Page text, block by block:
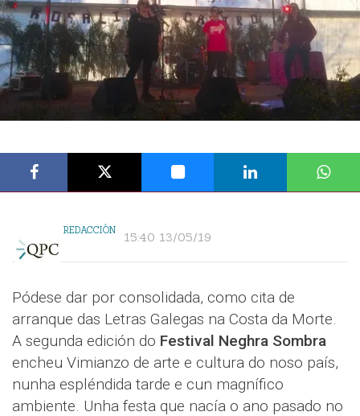
REDACCIÓN 15:40 13/05/19
Pódese dar por consolidada, como cita de
arranque das Letras Galegas na Costa da Morte.
A segunda edición do Festival Neghra Sombra
encheu Vimianzo de arte e cultura do noso país,
nunha espléndida tarde e cun magnífico
ambiente. Unha festa que nacía o ano pasado no